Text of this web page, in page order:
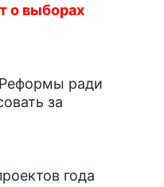
о выборах
ради
за
года